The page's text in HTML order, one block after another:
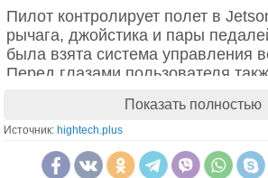
Пилот контролирует полет в
рычага, джойстика и пары
была взята система управления
Перед глазами пользователя
базовая системная информация.
лидаров и запатентованного ПО
избежать столкновений.
предусмотрела ситуацию, при
Показать полностью
Источник: hightech.plus